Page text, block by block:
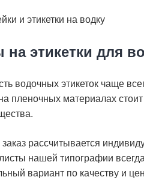
этикетки для
водочных этикеток чаще
пленочных материалах
рассчитывается
нашей типографии
вариант по качеству и